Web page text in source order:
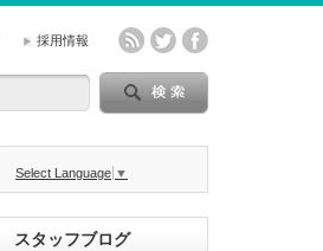
採用情報
Select Language ▼
スタッフブログ